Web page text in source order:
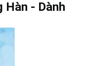
Hàn - Dành